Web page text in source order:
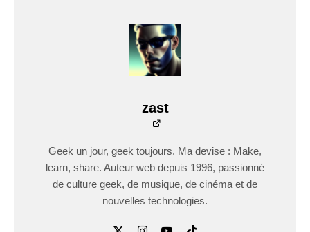
zast
Geek un jour, geek toujours. Ma devise : Make,
learn, share. Auteur web depuis 1996, passionné
de culture geek, de musique, de cinéma et de
nouvelles technologies.